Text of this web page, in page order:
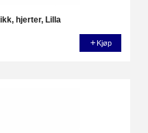
hjerter, Lilla
Kjøp